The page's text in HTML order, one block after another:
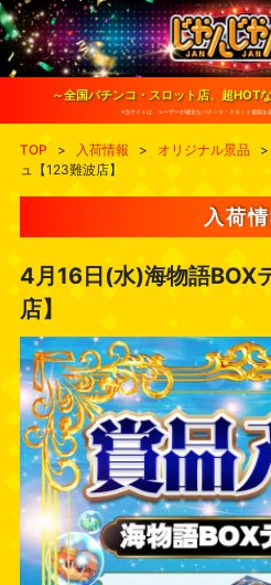
S
k
i
o
～全国パチンコ・スロット店、超HOT
※当サイトは、ユーザーが健全なパチンコ・スロット遊戯を
TOP > 入荷情報 > オリジナル景品 >
ュ【123難波店】
入荷
4月16日(水)海物語BOX
店】